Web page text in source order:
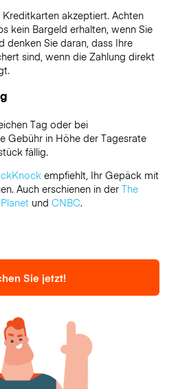
akzeptiert. Achten
kein Bargeld erhalten, wenn Sie
denken Sie daran, dass Ihre
sind, wenn die Zahlung direkt
Tag oder bei
Gebühr in Höhe der Tagesrate
fällig.
empfiehlt, Ihr Gepäck mit
Auch erschienen in der The
und CNBC.
Sie jetzt!